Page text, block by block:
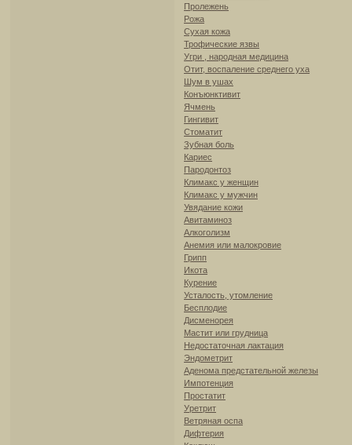
Пролежень
Рожа
Сухая кожа
Трофические язвы
Угри , народная медицина
Отит, воспаление среднего уха
Шум в ушах
Конъюнктивит
Ячмень
Гингивит
Стоматит
Зубная боль
Кариес
Пародонтоз
Климакс у женщин
Климакс у мужчин
Увядание кожи
Авитаминоз
Алкоголизм
Анемия или малокровие
Грипп
Икота
Курение
Усталость, утомление
Бесплодие
Дисменорея
Мастит или грудница
Недостаточная лактация
Эндометрит
Аденома предстательной железы
Импотенция
Простатит
Уретрит
Ветряная оспа
Дифтерия